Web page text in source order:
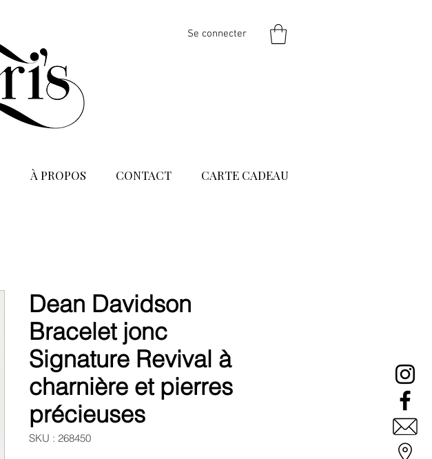
Se connecter
À PROPOS CONTACT CARTE CADEAU
Dean Davidson
Bracelet jonc
Signature Revival à
charnière et pierres
précieuses
SKU : 268450